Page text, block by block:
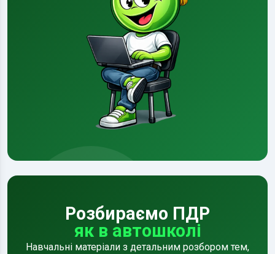
Розбираємо ПДР
як в автошколі
Навчальні матеріали з детальним розбором тем,